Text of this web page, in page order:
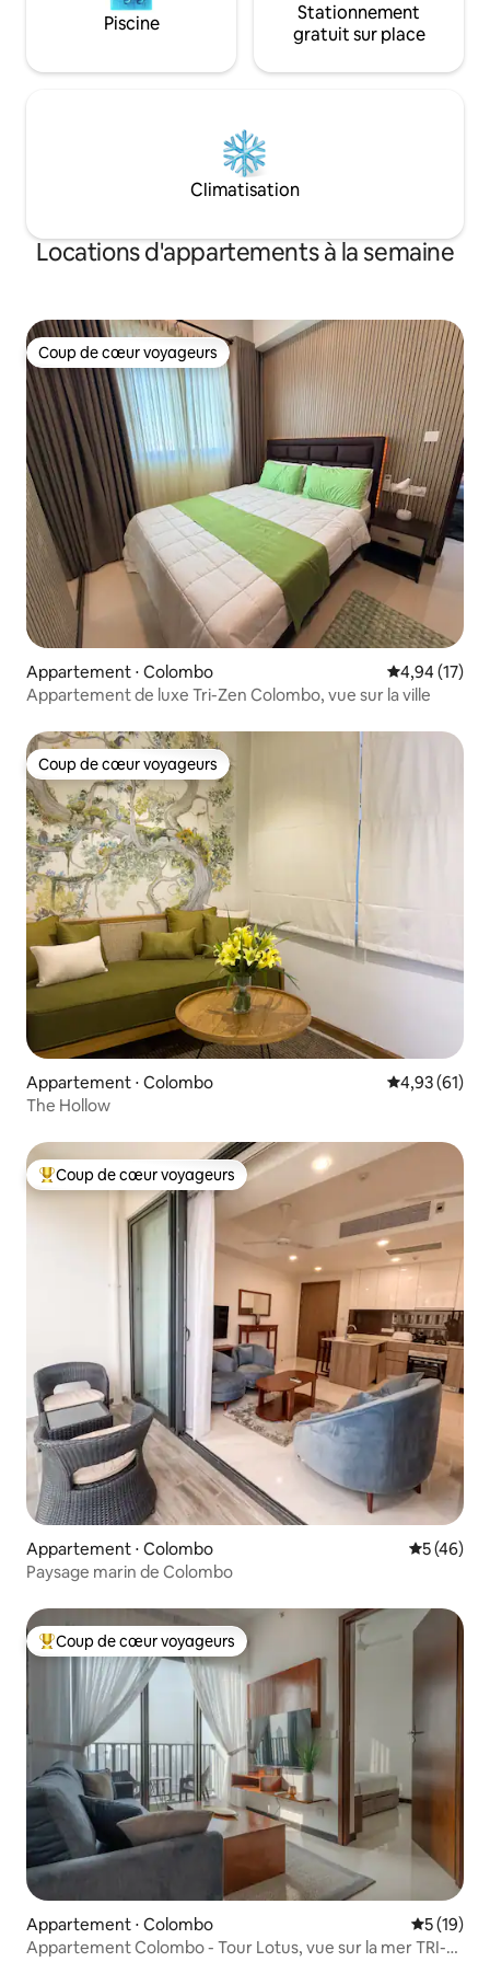
Piscine
Stationnement
gratuit sur place
Climatisation
Locations d'appartements à la semaine
Coup de cœur voyageurs
Coup de cœur voyageurs
Appartement ⋅ Colombo Évaluation
4,94 (17)
Appartement de luxe Tri-Zen Colombo, vue sur la ville
Coup de cœur voyageurs
Coup de cœur voyageurs
Appartement ⋅ Colombo Évaluation
4,93 (61)
The Hollow
Coups de cœur voyageurs les plus appréciés
Coup de cœur voyageurs
Appartement ⋅ Colombo
5 (46)
Paysage marin de Colombo
Coups de cœur voyageurs les plus appréciés
Coup de cœur voyageurs
Appartement ⋅ Colombo
5 (19)
Appartement Colombo - Tour Lotus, vue sur la mer TRI-